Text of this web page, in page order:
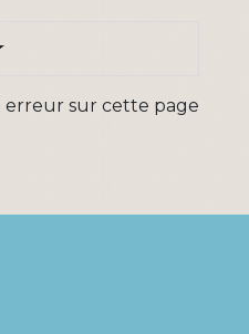
erreur sur cette page